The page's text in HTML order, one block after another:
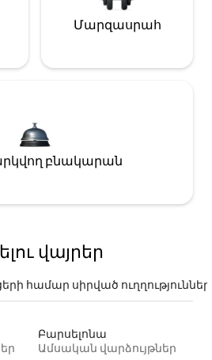
Մարզասրահ
բնակարան
վայրեր
համար սիրված ուղղություններ
Բարսելոնա
Ամսական վարձույթներ